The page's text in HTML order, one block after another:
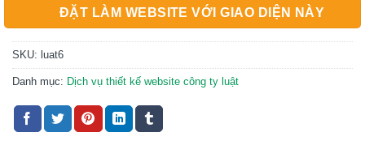
ĐẶT LÀM WEBSITE VỚI GIAO DIỆN NÀY
SKU: luat6
Danh mục: Dịch vụ thiết kế website công ty luật